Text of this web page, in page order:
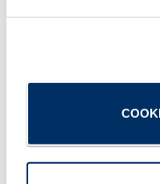
Customer Connect 2026:
Scholl-Schule läuft für